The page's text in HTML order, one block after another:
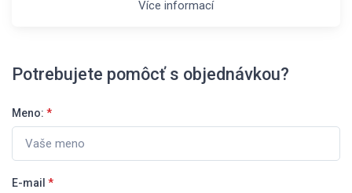
Více informací
Potrebujete pomôcť s objednávkou?
Meno: *
E-mail *